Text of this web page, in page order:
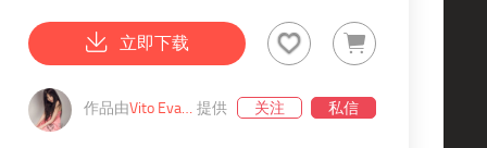
立即下载
作品由 Vito Evans 提供 关注 私信